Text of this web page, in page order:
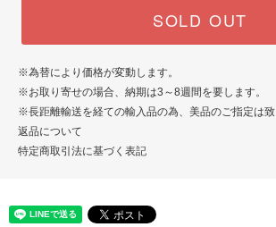
SOLD OUT
※為替により価格が変動します。
※お取り寄せの場合、納期は3～8週間を要します。
※長距離輸送を経ての輸入品の為、美品のご指定は致
返品について
特定商取引法に基づく表記